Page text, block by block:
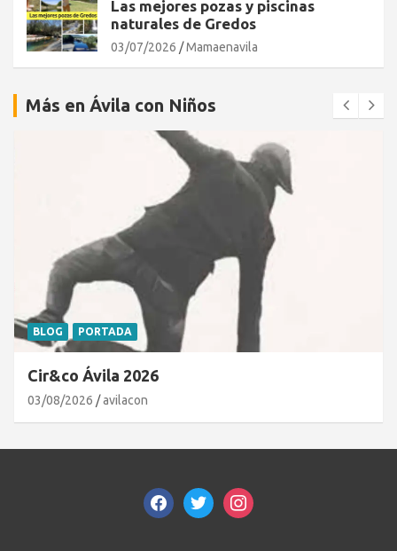
Las mejores pozas y piscinas
naturales de Gredos
03/07/2026 Mamaenavila
Más en Ávila con Niños
BLOG PORTADA
Cir&co Ávila 2026
03/08/2026 avilacon
facebooktwitterinstagram